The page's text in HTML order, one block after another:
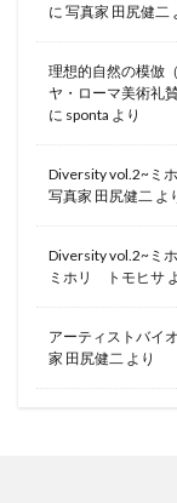
に 写真家 田尻健二
理想的自然の模倣
ヤ・ローマ美術礼
に sponta より
Diversity vol.2~ミ
写真家 田尻健二 よ
Diversity vol.2~ミ
ミホリ トモヒサ
アーティストバイ
家 田尻健二 より